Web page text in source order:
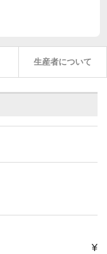
生産者について
¥